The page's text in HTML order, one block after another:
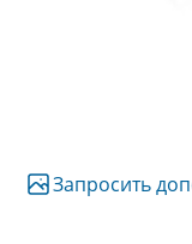
Запросить